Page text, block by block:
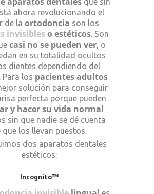
ahora revolucionando el
de la ortodoncia son los
invisibles o estéticos. Son
casi no se pueden ver, o
en su totalidad ocultos
dientes dependiendo del
Para los pacientes adultos
solución para conseguir
perfecta porque pueden
y hacer su vida normal
sin que nadie se dé cuenta
que los llevan puestos.
dos aparatos dentales
estéticos:
Incognito™